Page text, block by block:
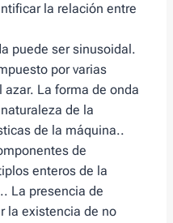
la relación entre
puede ser sinusoidal.
por varias
La forma de onda
de la
de la máquina..
de
enteros de la
La presencia de
la existencia de no